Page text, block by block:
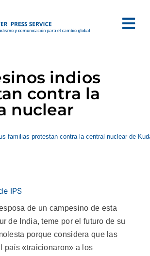
indios
contra la
nuclear
IPS
de un campesino de esta
de India, teme por el futuro de su
porque considera que las
país «traicionaron» a los